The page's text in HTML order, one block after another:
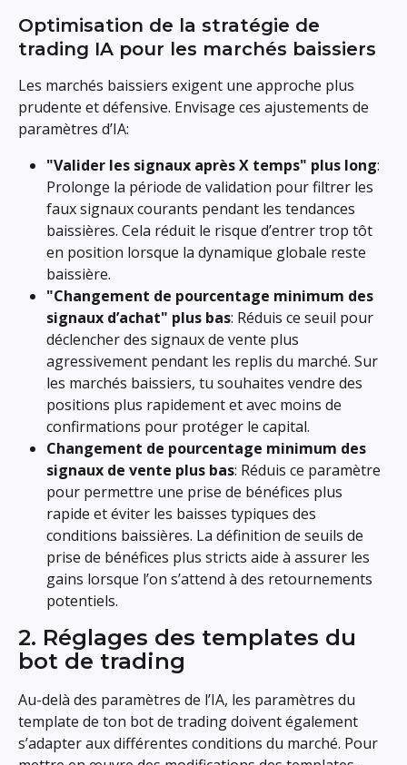
Optimisation de la stratégie de
trading IA pour les marchés baissiers
Les marchés baissiers exigent une approche plus
prudente et défensive. Envisage ces ajustements de
paramètres d’IA:
"Valider les signaux après X temps" plus long:
Prolonge la période de validation pour filtrer les
faux signaux courants pendant les tendances
baissières. Cela réduit le risque d’entrer trop tôt
en position lorsque la dynamique globale reste
baissière.
"Changement de pourcentage minimum des
signaux d’achat" plus bas: Réduis ce seuil pour
déclencher des signaux de vente plus
agressivement pendant les replis du marché. Sur
les marchés baissiers, tu souhaites vendre des
positions plus rapidement et avec moins de
confirmations pour protéger le capital.
Changement de pourcentage minimum des
signaux de vente plus bas: Réduis ce paramètre
pour permettre une prise de bénéfices plus
rapide et éviter les baisses typiques des
conditions baissières. La définition de seuils de
prise de bénéfices plus stricts aide à assurer les
gains lorsque l’on s’attend à des retournements
potentiels.
2. Réglages des templates du
bot de trading
Au-delà des paramètres de l’IA, les paramètres du
template de ton bot de trading doivent également
s’adapter aux différentes conditions du marché. Pour